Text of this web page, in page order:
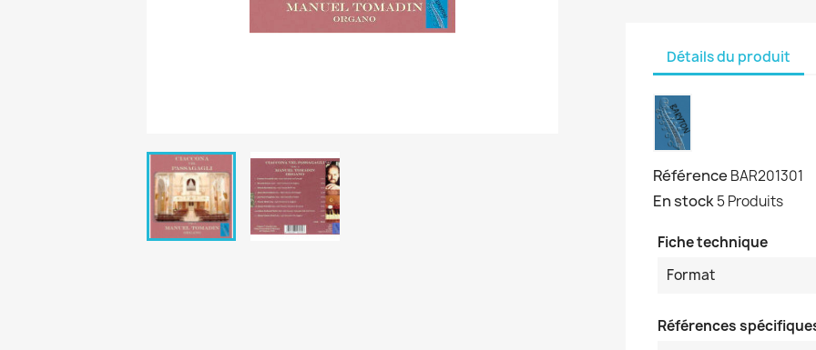
Détails du produit
Référence BAR201301
En stock5 Produits
Fiche technique
Format
Références